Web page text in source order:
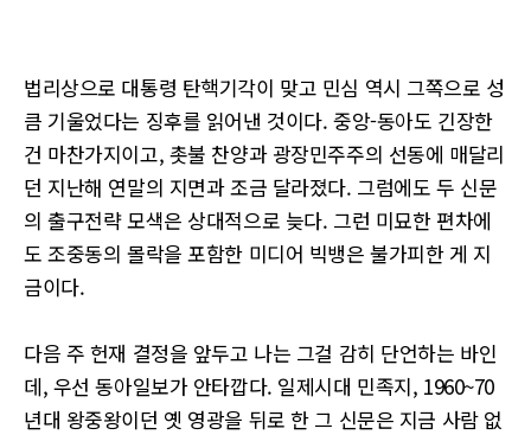
법리상으로 대통령 탄핵기각이 맞고 민심 역시 그쪽으로 성
큼 기울었다는 징후를 읽어낸 것이다. 중앙-동아도 긴장한
건 마찬가지이고, 촛불 찬양과 광장민주주의 선동에 매달리
던 지난해 연말의 지면과 조금 달라졌다. 그럼에도 두 신문
의 출구전략 모색은 상대적으로 늦다. 그런 미묘한 편차에
도 조중동의 몰락을 포함한 미디어 빅뱅은 불가피한 게 지
금이다.
다음 주 헌재 결정을 앞두고 나는 그걸 감히 단언하는 바인
데, 우선 동아일보가 안타깝다. 일제시대 민족지, 1960~70
년대 왕중왕이던 옛 영광을 뒤로 한 그 신문은 지금 사람 없